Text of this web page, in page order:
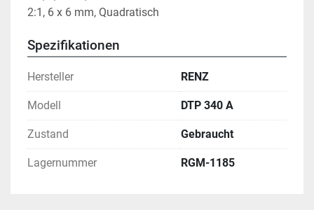
2:1, 6 x 6 mm, Quadratisch
Spezifikationen
Hersteller RENZ
Modell DTP 340 A
Zustand Gebraucht
Lagernummer RGM-1185